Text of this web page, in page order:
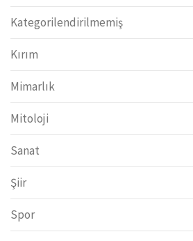
Kategorilendirilmemiş
Kırım
Mimarlık
Mitoloji
Sanat
Şiir
Spor